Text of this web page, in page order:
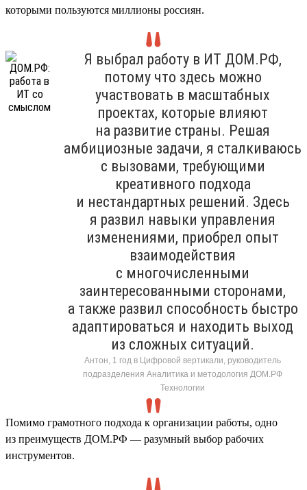
которыми пользуются миллионы россиян.
Я выбрал работу в ИТ ДОМ.РФ,
потому что здесь можно
участвовать в масштабных
проектах, которые влияют
на развитие страны. Решая
амбициозные задачи, я сталкиваюсь
с вызовами, требующими
креативного подхода
и нестандартных решений. Здесь
я развил навыки управления
изменениями, приобрел опыт
взаимодействия
с многочисленными
заинтересованными сторонами,
а также развил способность быстро
адаптироваться и находить выход
из сложных ситуаций.
Антон, 1 год в Цифровой вертикали, руководитель
подразделения Аналитика и методология ДОМ.РФ
Технологии
Помимо грамотного подхода к организации работы, одно
из преимуществ ДОМ.РФ — разумный выбор рабочих
инструментов.